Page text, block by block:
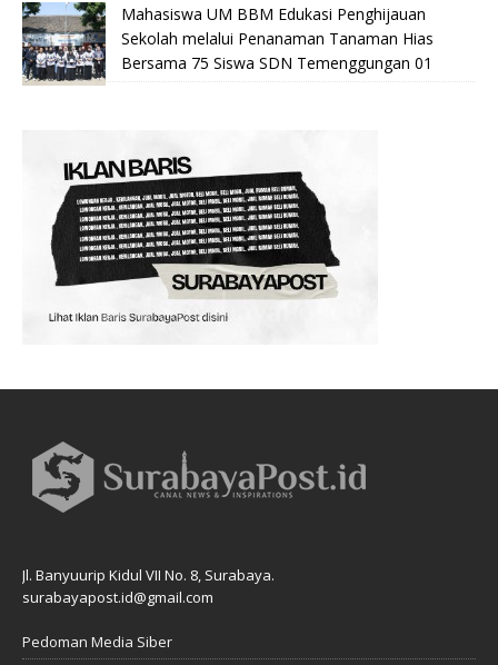
Mahasiswa UM BBM Edukasi Penghijauan
Sekolah melalui Penanaman Tanaman Hias
Bersama 75 Siswa SDN Temenggungan 01
Jl. Banyuurip Kidul VII No. 8, Surabaya.
surabayapost.id@gmail.com
Pedoman Media Siber